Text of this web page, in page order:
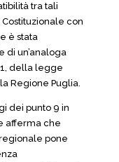
tra tali
con
è stata
di un’analoga
1, della legge
Regione Puglia.
dei punto 9 in
afferma che
pone